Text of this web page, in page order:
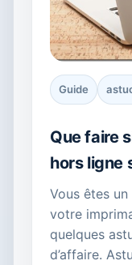
Guide
Que faire
hors ligne
Vous êtes
votre
quelques
d’affaire.